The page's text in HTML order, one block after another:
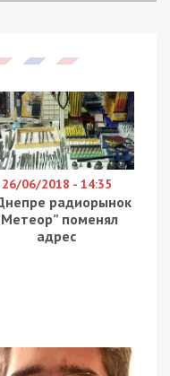
26/06/2018 - 14:35
радиорынок
поменял
адрес